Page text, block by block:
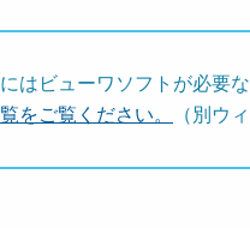
はビューワソフトが必要な
をご覧ください。
（別ウ